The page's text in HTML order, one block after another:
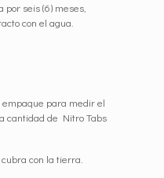
seis (6) meses,
con el agua.
para medir el
cantidad de Nitro Tabs
con la tierra.